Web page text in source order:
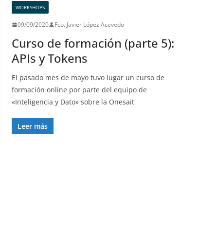
WORKSHOPS
09/09/2020 Fco. Javier López Acevedo
Curso de formación (parte 5):
APIs y Tokens
El pasado mes de mayo tuvo lugar un curso de
formación online por parte del equipo de
«Inteligencia y Dato» sobre la Onesait
Leer más